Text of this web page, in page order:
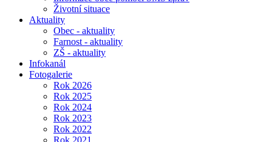
Životní situace
Aktuality
Obec - aktuality
Farnost - aktuality
ZŠ - aktuality
Infokanál
Fotogalerie
Rok 2026
Rok 2025
Rok 2024
Rok 2023
Rok 2022
Rok 2021